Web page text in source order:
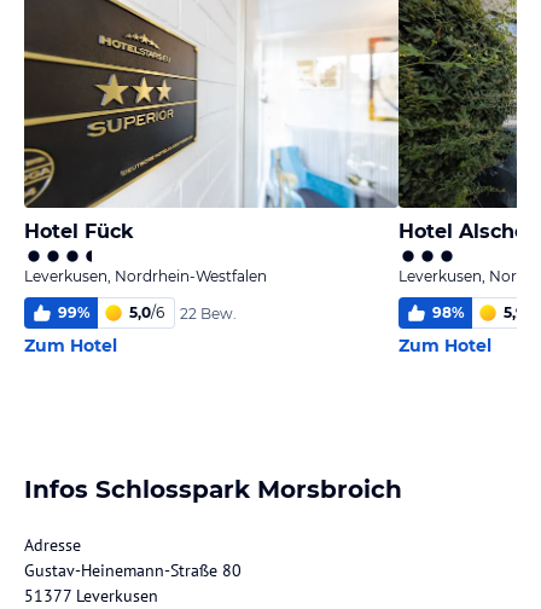
Hotel Fück
Leverkusen, Nordrhein-Westfalen
99% 5,0/6 22 Bew.
Zum Hotel
Hotel Alscher
Leverkusen,
98% 5,9
Zum Hotel
Infos Schlosspark Morsbroich
Adresse
Gustav-Heinemann-Straße 80
51377 Leverkusen